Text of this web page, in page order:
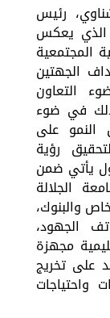
رئيس
الذي يعكس
المجتمعية
الجهتين
التعاون
في ضوء
النمو على
رؤية
يأتي ضمن
الجلالة
والبنوك،
الجهود،
مجهزة
على تخريج
واحتياجات